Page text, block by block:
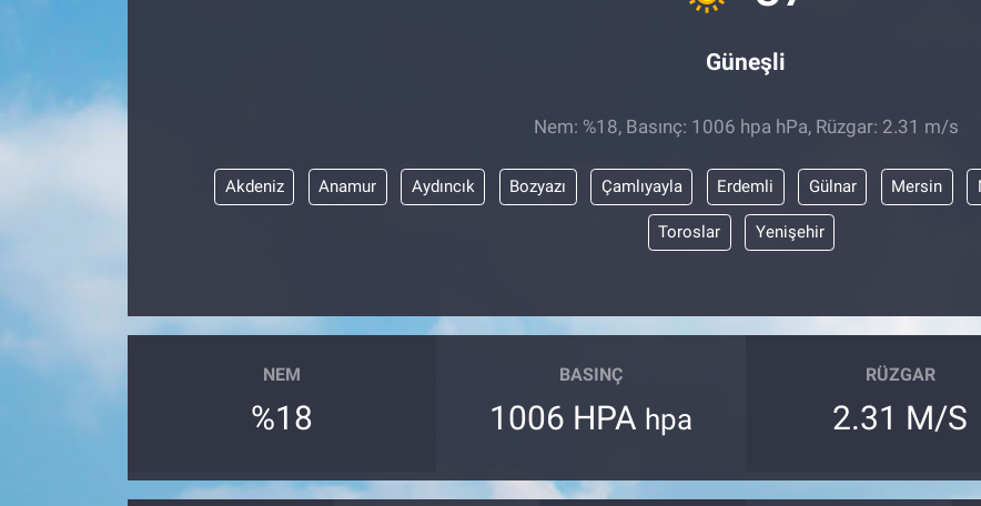
Güneşli
Nem: %18, Basınç: 1006 hpa hPa, Rüzgar: 2.31 m/s
Akdeniz Anamur Aydıncık Bozyazı Çamlıyayla Erdemli Gülnar Mersin
Toroslar Yenişehir
NEM
%18
BASINÇ
1006 HPA hpa
RÜZGAR
2.31 M/S